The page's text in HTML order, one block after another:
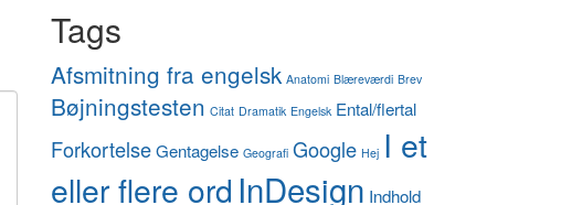
Tags
Afsmitning fra engelsk Anatomi Blæreværdi Brev
Bøjningstesten Citat Dramatik Engelsk Ental/flertal
ForkortelseGentagelse Geografi Google Hej I et
eller flere ord InDesign Indhold